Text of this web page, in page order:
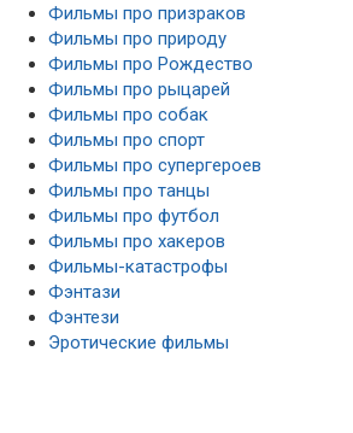
Фильмы про призраков
Фильмы про природу
Фильмы про Рождество
Фильмы про рыцарей
Фильмы про собак
Фильмы про спорт
Фильмы про супергероев
Фильмы про танцы
Фильмы про футбол
Фильмы про хакеров
Фильмы-катастрофы
Фэнтази
Фэнтези
Эротические фильмы